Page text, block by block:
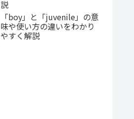
説
「boy」と「juvenile」の意
味や使い方の違いをわかり
やすく解説